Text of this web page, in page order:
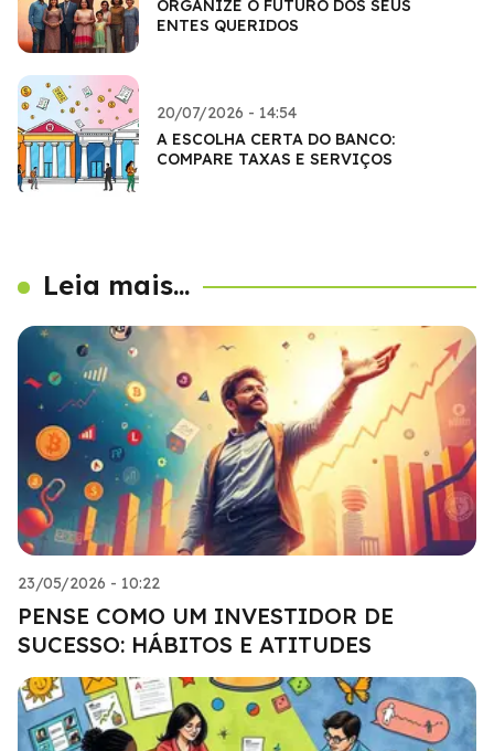
ORGANIZE O FUTURO DOS SEUS
ENTES QUERIDOS
20/07/2026 - 14:54
A ESCOLHA CERTA DO BANCO:
COMPARE TAXAS E SERVIÇOS
Leia mais...
23/05/2026 - 10:22
PENSE COMO UM INVESTIDOR DE
SUCESSO: HÁBITOS E ATITUDES